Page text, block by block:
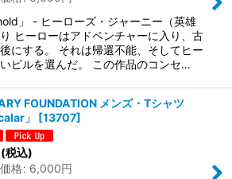
」 - ヒーローズ・ジャーニー（英雄
ヒーローはアドベンチャーに入り、古
にする。 それは帰還不能、そしてヒー
ピルを選んだ。 この作品のコンセ…
FOUNDATION メンズ・Tシャツ
」
[13707]
(税込)
格: 6,000円